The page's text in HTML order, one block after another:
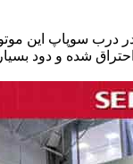
شده و دود